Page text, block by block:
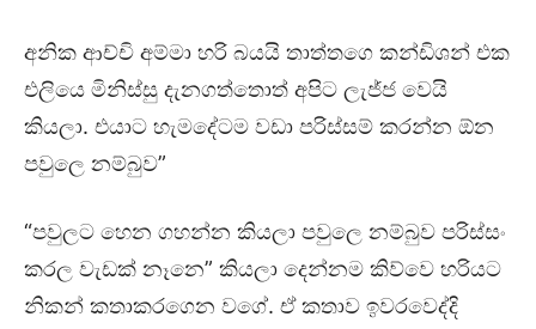
අනික ආච්චි අම්මා හරි බයයි තාත්තගෙ කන්ඩිශන් එක
එලියෙ මිනිස්සු දැනගත්තොත් අපිට ලැජ්ජ වෙයි
කියලා. එයාට හැමදේටම වඩා පරිස්සම් කරන්න ඕන
පවුලෙ නම්බුව”
“පවුලට හෙන ගහන්න කියලා පවුලෙ නම්බුව පරිස්සං
කරල වැඩක් නෑනෙ” කියලා දෙන්නම කිව්වෙ හරියට
නිකන් කතාකරගෙන වගේ. ඒ කතාව ඉවරවෙද්දි